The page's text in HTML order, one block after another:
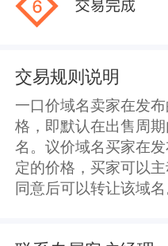
交易规则说明
一口价域名卖家在发
格，即默认在出售周
名。议价域名买家在
定的价格，买家可以
同意后可以转让该域名